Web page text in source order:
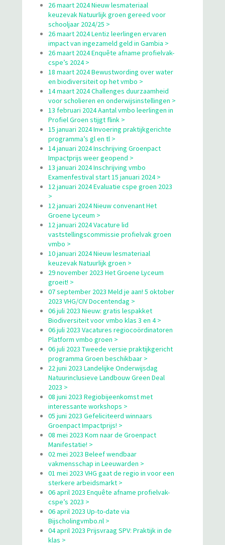
26 maart 2024 Nieuw lesmateriaal
keuzevak Natuurlijk groen gereed voor
schooljaar 2024/25 >
26 maart 2024 Lentiz leerlingen ervaren
impact van ingezameld geld in Gambia >
26 maart 2024 Enquête afname profielvak-
cspe’s 2024 >
18 maart 2024 Bewustwording over water
en biodiversiteit op het vmbo >
14 maart 2024 Challenges duurzaamheid
voor scholieren en onderwijsinstellingen >
13 februari 2024 Aantal vmbo leerlingen in
Profiel Groen stijgt flink >
15 januari 2024 Invoering praktijkgerichte
programma’s gl en tl >
14 januari 2024 Inschrijving Groenpact
Impactprijs weer geopend >
13 januari 2024 Inschrijving vmbo
Examenfestival start 15 januari 2024 >
12 januari 2024 Evaluatie cspe groen 2023
>
12 januari 2024 Nieuw convenant Het
Groene Lyceum >
12 januari 2024 Vacature lid
vaststellingscommissie profielvak groen
vmbo >
10 januari 2024 Nieuw lesmateriaal
keuzevak Natuurlijk groen >
29 november 2023 Het Groene Lyceum
groeit! >
07 september 2023 Meld je aan! 5 oktober
2023 VHG/CIV Docentendag >
06 juli 2023 Nieuw: gratis lespakket
Biodiversiteit voor vmbo klas 3 en 4 >
06 juli 2023 Vacatures regiocoördinatoren
Platform vmbo groen >
06 juli 2023 Tweede versie praktijkgericht
programma Groen beschikbaar >
22 juni 2023 Landelijke Onderwijsdag
Natuurinclusieve Landbouw Green Deal
2023 >
08 juni 2023 Regiobijeenkomst met
interessante workshops >
05 juni 2023 Gefeliciteerd winnaars
Groenpact Impactprijs! >
08 mei 2023 Kom naar de Groenpact
Manifestatie! >
02 mei 2023 Beleef wendbaar
vakmensschap in Leeuwarden >
01 mei 2023 VHG gaat de regio in voor een
sterkere arbeidsmarkt >
06 april 2023 Enquête afname profielvak-
cspe’s 2023 >
06 april 2023 Up-to-date via
Bijscholingvmbo.nl >
04 april 2023 Prijsvraag SPV: Praktijk in de
klas >